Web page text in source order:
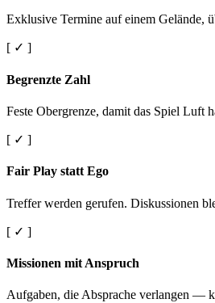
Exklusive Termine auf einem Gelände,
[ ✓ ]
Begrenzte Zahl
Feste Obergrenze, damit das Spiel Luft
[ ✓ ]
Fair Play statt Ego
Treffer werden gerufen. Diskussionen
[ ✓ ]
Missionen mit Anspruch
Aufgaben, die Absprache verlangen —